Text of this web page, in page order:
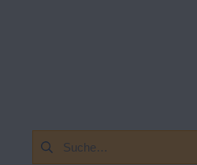
Suchen
nach: